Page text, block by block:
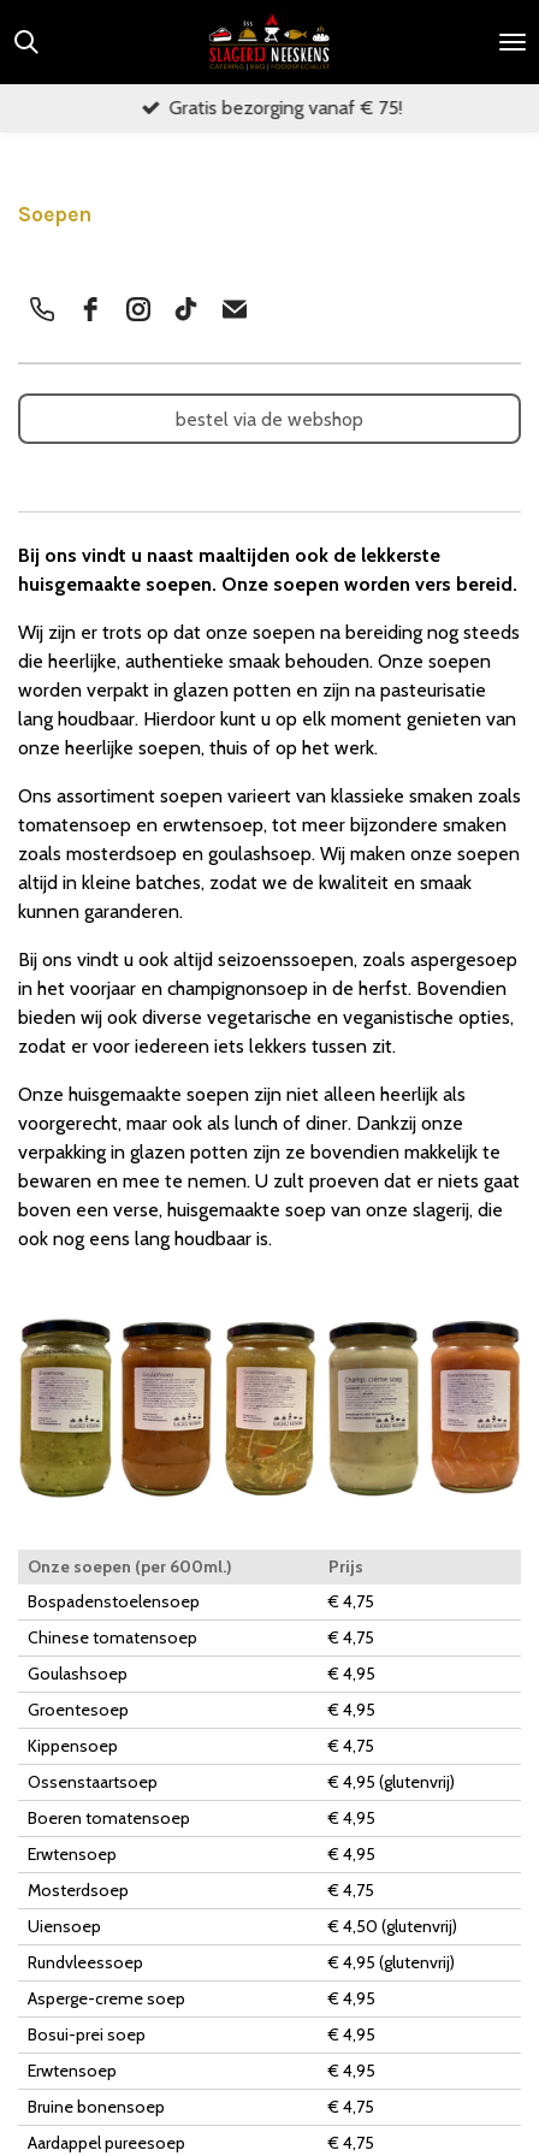
direct
naar
Gratis bezorging vanaf € 75!
Soepen
bestel via de webshop
Bij ons vindt u naast maaltijden ook de lekkerste
huisgemaakte soepen. Onze soepen worden vers bereid.
Wij zijn er trots op dat onze soepen na bereiding nog steeds
die heerlijke, authentieke smaak behouden. Onze soepen
worden verpakt in glazen potten en zijn na pasteurisatie
lang houdbaar. Hierdoor kunt u op elk moment genieten van
onze heerlijke soepen, thuis of op het werk.
Ons assortiment soepen varieert van klassieke smaken zoals
tomatensoep en erwtensoep, tot meer bijzondere smaken
zoals mosterdsoep en goulashsoep. Wij maken onze soepen
altijd in kleine batches, zodat we de kwaliteit en smaak
kunnen garanderen.
Bij ons vindt u ook altijd seizoenssoepen, zoals aspergesoep
in het voorjaar en champignonsoep in de herfst. Bovendien
bieden wij ook diverse vegetarische en veganistische opties,
zodat er voor iedereen iets lekkers tussen zit.
Onze huisgemaakte soepen zijn niet alleen heerlijk als
voorgerecht, maar ook als lunch of diner. Dankzij onze
verpakking in glazen potten zijn ze bovendien makkelijk te
bewaren en mee te nemen. U zult proeven dat er niets gaat
boven een verse, huisgemaakte soep van onze slagerij, die
ook nog eens lang houdbaar is.
Onze soepen (per 600ml.)
Prijs
Bospadenstoelensoep
€ 4,75
Chinese tomatensoep
€ 4,75
Goulashsoep
€ 4,95
Groentesoep
€ 4,95
Kippensoep
€ 4,75
Ossenstaartsoep
€ 4,95 (glutenvrij)
Boeren tomatensoep
€ 4,95
Erwtensoep
€ 4,95
Mosterdsoep
€ 4,75
Uiensoep
€ 4,50 (glutenvrij)
Rundvleessoep
€ 4,95 (glutenvrij)
Asperge-creme soep
€ 4,95
Bosui-prei soep
€ 4,95
Erwtensoep
€ 4,95
Bruine bonensoep
€ 4,75
Aardappel pureesoep
€ 4,75